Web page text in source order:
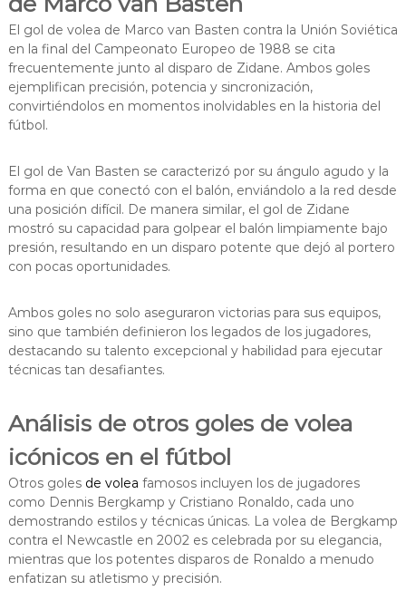
El gol de volea de Marco van Basten contra la Unión Soviética
en la final del Campeonato Europeo de 1988 se cita
frecuentemente junto al disparo de Zidane. Ambos goles
ejemplifican precisión, potencia y sincronización,
convirtiéndolos en momentos inolvidables en la historia del
fútbol.
El gol de Van Basten se caracterizó por su ángulo agudo y la
forma en que conectó con el balón, enviándolo a la red desde
una posición difícil. De manera similar, el gol de Zidane
mostró su capacidad para golpear el balón limpiamente bajo
presión, resultando en un disparo potente que dejó al portero
con pocas oportunidades.
Ambos goles no solo aseguraron victorias para sus equipos,
sino que también definieron los legados de los jugadores,
destacando su talento excepcional y habilidad para ejecutar
técnicas tan desafiantes.
Análisis de otros goles de volea
icónicos en el fútbol
Otros goles de volea famosos incluyen los de jugadores
como Dennis Bergkamp y Cristiano Ronaldo, cada uno
demostrando estilos y técnicas únicas. La volea de Bergkamp
contra el Newcastle en 2002 es celebrada por su elegancia,
mientras que los potentes disparos de Ronaldo a menudo
enfatizan su atletismo y precisión.